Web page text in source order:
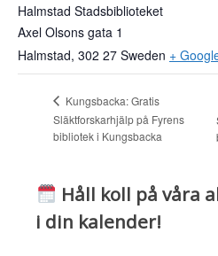
Halmstad Stadsbiblioteket
Axel Olsons gata 1
Halmstad, 302 27 Sweden +
Kungsbacka: Gratis
Släktforskarhjälp på Fyrens
bibliotek i Kungsbacka
Håll koll på våra
i din kalender!